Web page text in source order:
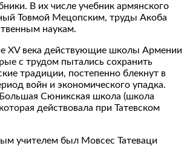
В их числе учебник армянского
Товмой Мецопским, труды Акоба
наукам.
XV века действующие школы Армении
с трудом пытались сохранить
традиции, постепенно блекнут в
войн и экономического упадка.
Сюникская школа (школа
действовала при Татевском
учителем был Мовсес Татеваци